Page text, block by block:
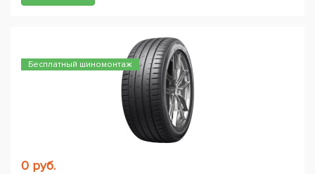
Бесплатный шиномонтаж
0 руб.